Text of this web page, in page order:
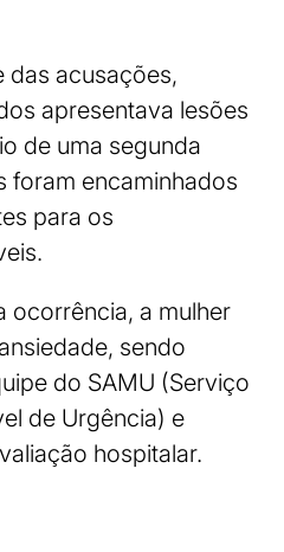
das acusações,
apresentava lesões
de uma segunda
foram encaminhados
para os
ocorrência, a mulher
sendo
do SAMU (Serviço
de Urgência) e
hospitalar.